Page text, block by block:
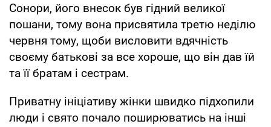
Сонори, його внесок був гідний великої
пошани, тому вона присвятила третю неділю
червня тому, щоби висловити вдячність
своєму батькові за все хороше, що він дав їй
та її братам і сестрам.
Приватну ініціативу жінки швидко підхопили
люди і свято почало поширюватись на інші